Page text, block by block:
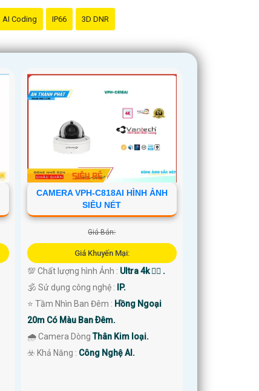
AI Coding IP66 3D DNR
CAMERA VPH-C818AI HÌNH ẢNH
SIÊU NÉT
Giá Bán:
Giá Khuyến Mại:
💯 Chất lượng hình Ảnh : Ultra 4k 👍🏾 .
🕉️ Sử dụng công nghệ :
IP.
⭐ Tầm Nhìn Ban Đêm : Hồng Ngoại
20m Có Màu Ban Ðêm.
🌧️ Camera DòngThân Kim loại.
️☣️ Khả Năng : Công Nghệ AI.